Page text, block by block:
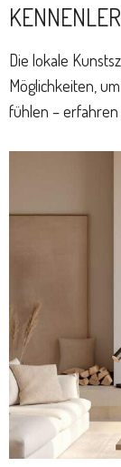
Die lokale
Möglichkeiten,
fühlen –